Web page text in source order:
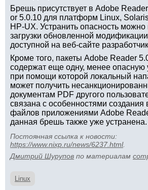
Брешь присутствует в Adobe
or 5.0.10 для платформ Linux,
HP-UX. Устранить опасность можно
загрузки обновленной
доступной на веб-сайте
Кроме того, пакеты Adobe Reader
содержат еще одну, менее опасную
при помощи которой локальный
может получить
документам PDF другого
связана с особенностями
файлов приложениями Adobe
данная брешь также уже устранена.
Постоянная ссылка к новости:
https://www.nixp.ru/news/6237.html.
Дмитрий Шурупов по материалам
Linux